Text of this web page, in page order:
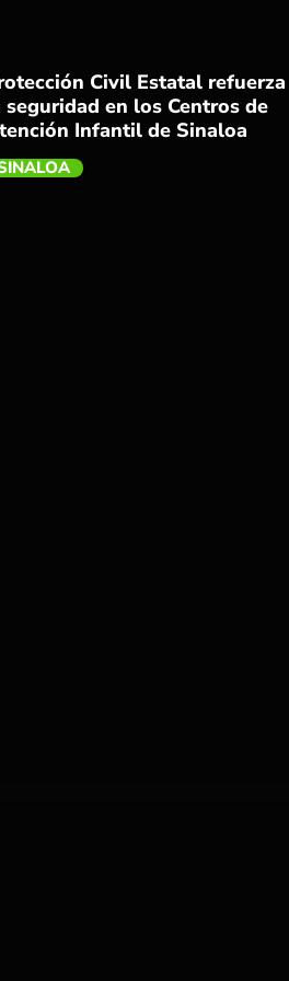
Civil Estatal refuerza
seguridad en los Centros de
Infantil de Sinaloa